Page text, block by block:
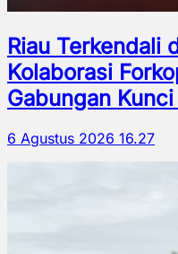
Riau Terkendali
Kolaborasi
Gabungan
6 Agustus 2026 16.27